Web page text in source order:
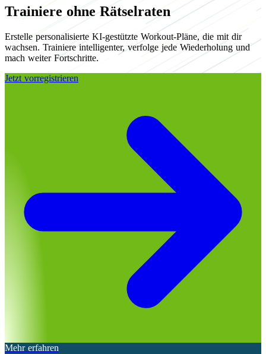
Trainiere ohne Rätselraten
Erstelle personalisierte KI-gestützte Workout-Pläne, die mit dir
wachsen. Trainiere intelligenter, verfolge jede Wiederholung und
mach weiter Fortschritte.
Jetzt vorregistrieren
Mehr erfahren